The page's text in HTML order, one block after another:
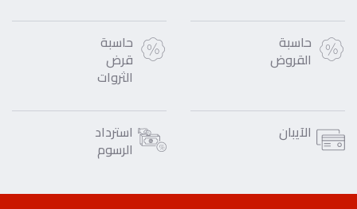
حاسبة
القروض
حاسبة
قرض
الثروات
الآيبان استرداد
الرسوم